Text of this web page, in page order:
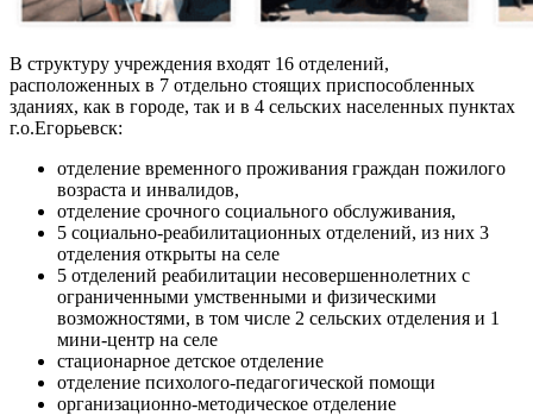
В структуру учреждения входят 16 отделений,
расположенных в 7 отдельно стоящих приспособленных
зданиях, как в городе, так и в 4 сельских населенных пунктах
г.о.Егорьевск:
отделение временного проживания граждан пожилого
возраста и инвалидов,
отделение срочного социального обслуживания,
5 социально-реабилитационных отделений, из них 3
отделения открыты на селе
5 отделений реабилитации несовершеннолетних с
ограниченными умственными и физическими
возможностями, в том числе 2 сельских отделения и 1
мини-центр на селе
стационарное детское отделение
отделение психолого-педагогической помощи
организационно-методическое отделение